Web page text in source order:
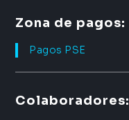
Zona de pagos:
Pagos PSE
Colaboradores: